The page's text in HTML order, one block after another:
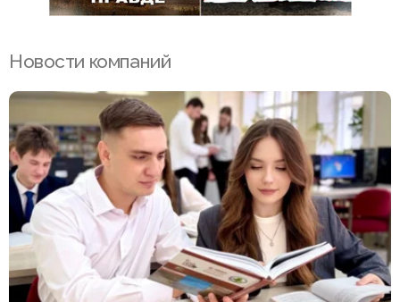
Новости компаний